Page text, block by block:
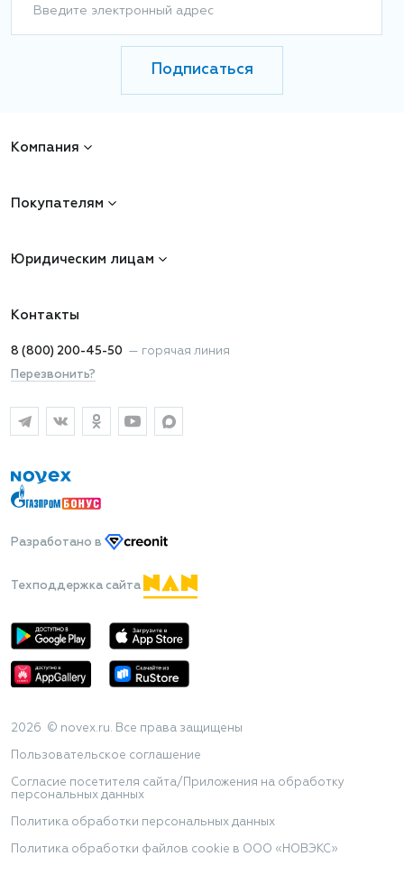
Введите электронный адрес
Подписаться
Компания
Покупателям
Юридическим лицам
Контакты
8 (800) 200-45-50 — горячая линия
Перезвонить?
Разработано в
Техподдержка сайта
2026 © novex.ru. Все права защищены
Пользовательское соглашение
Согласие посетителя сайта/Приложения на обработку
персональных данных
Политика обработки персональных данных
Политика обработки файлов cookie в ООО «НОВЭКС»